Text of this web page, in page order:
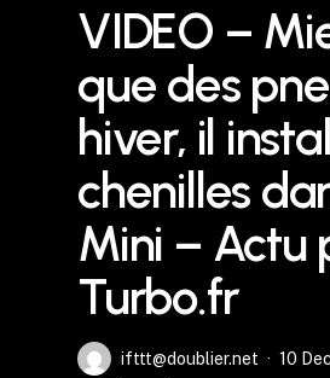
VIDEO –
que des
hiver, il
chenilles
Mini – Actu
Turbo.fr
ifttt@doublier.net
10